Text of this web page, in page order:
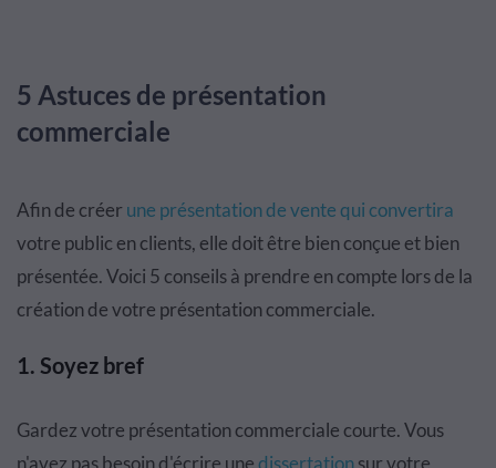
5 Astuces de présentation
commerciale
Afin de créer une présentation de vente qui convertira
votre public en clients, elle doit être bien conçue et bien
présentée. Voici 5 conseils à prendre en compte lors de la
création de votre présentation commerciale.
1. Soyez bref
Gardez votre présentation commerciale courte. Vous
n'avez pas besoin d'écrire unedissertationsur votre